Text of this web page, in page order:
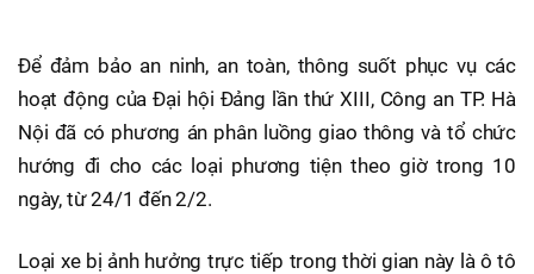
Để đảm bảo an ninh, an toàn, thông suốt phục vụ các
hoạt động của Đại hội Đảng lần thứ XIII, Công an TP. Hà
Nội đã có phương án phân luồng giao thông và tổ chức
hướng đi cho các loại phương tiện theo giờ trong 10
ngày, từ 24/1 đến 2/2.
Loại xe bị ảnh hưởng trực tiếp trong thời gian này là ô tô